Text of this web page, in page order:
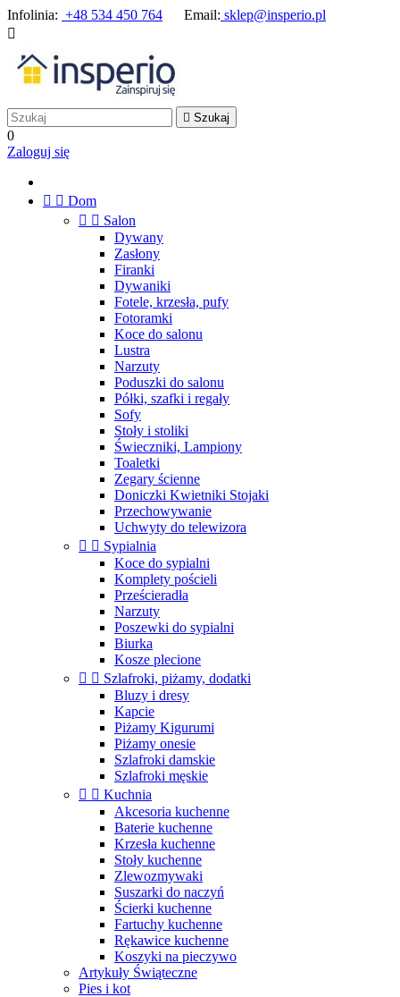
Infolinia: +48 534 450 764 Email: sklep@insperio.pl

 Szukaj
0
Zaloguj się
  Dom
  Salon
Dywany
Zasłony
Firanki
Dywaniki
Fotele, krzesła, pufy
Fotoramki
Koce do salonu
Lustra
Narzuty
Poduszki do salonu
Półki, szafki i regały
Sofy
Stoły i stoliki
Świeczniki, Lampiony
Toaletki
Zegary ścienne
Doniczki Kwietniki Stojaki
Przechowywanie
Uchwyty do telewizora
  Sypialnia
Koce do sypialni
Komplety pościeli
Prześcieradła
Narzuty
Poszewki do sypialni
Biurka
Kosze plecione
  Szlafroki, piżamy, dodatki
Bluzy i dresy
Kapcie
Piżamy Kigurumi
Piżamy onesie
Szlafroki damskie
Szlafroki męskie
  Kuchnia
Akcesoria kuchenne
Baterie kuchenne
Krzesła kuchenne
Stoły kuchenne
Zlewozmywaki
Suszarki do naczyń
Ścierki kuchenne
Fartuchy kuchenne
Rękawice kuchenne
Koszyki na pieczywo
Artykuły Świąteczne
Pies i kot